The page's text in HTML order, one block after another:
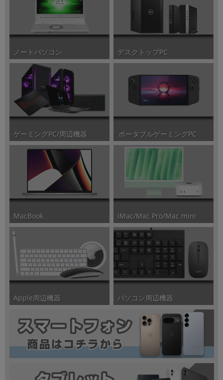
ノートパソコン デスクトップPC
ゲーミングPC/周辺機器 ポータブルゲーミングPC
MacBook iMac/Mac Pro/Mac mini
Apple周辺機器 パソコン周辺機器